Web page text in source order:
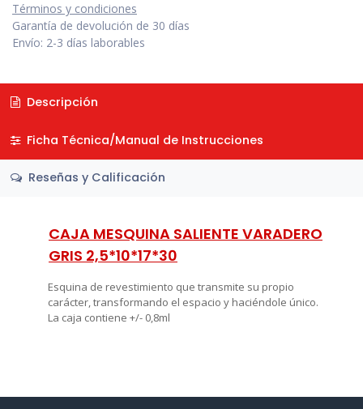
Términos y condiciones
Garantía de devolución de 30 días
Envío: 2-3 días laborables
Descripción
Ficha Técnica/Manual de Instrucciones
Reseñas y Calificación
CAJA MESQUINA SALIENTE VARADERO
GRIS 2,5*10*17*30
Esquina de revestimiento que transmite su propio
carácter, transformando el espacio y haciéndole único.
La caja contiene +/- 0,8ml